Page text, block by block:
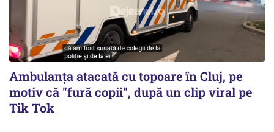
Ambulanța atacată cu topoare în Cluj, pe
motiv că "fură copii", după un clip viral pe
Tik Tok